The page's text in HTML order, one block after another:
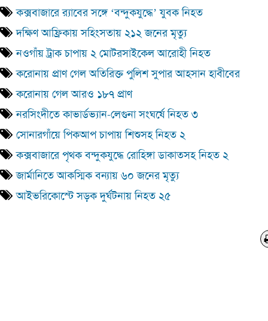
কক্সবাজারে র‍্যাবের সঙ্গে ‘বন্দুকযুদ্ধে’ যুবক নিহত
দক্ষিণ আফ্রিকায় সহিংসতায় ২১২ জনের মৃত্যু
নওগাঁয় ট্রাক চাপায় ২ মোটরসাইকেল আরোহী নিহত
করোনায় প্রাণ গেল অতিরিক্ত পুলিশ সুপার আহসান হাবীবের
করোনায় গেল আরও ১৮৭ প্রাণ
নরসিংদীতে কাভার্ডভ্যান-লেগুনা সংঘর্ষে নিহত ৩
সোনারগাঁয়ে পিকআপ চাপায় শিশুসহ নিহত ২
কক্সবাজারে পৃথক বন্দুকযুদ্ধে রোহিঙ্গা ডাকাতসহ নিহত ২
জার্মানিতে আকস্মিক বন্যায় ৬০ জনের মৃত্যু
আইভরিকোস্টে সড়ক দুর্ঘটনায় নিহত ২৫